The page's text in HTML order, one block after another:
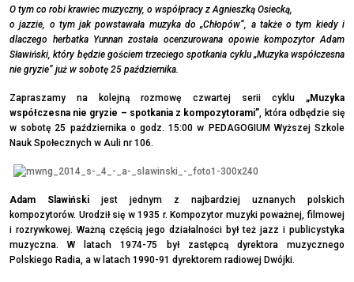
O tym co robi krawiec muzyczny, o współpracy z Agnieszką Osiecką,
o jazzie, o tym jak powstawała muzyka do „Chłopów”, a także o tym kiedy i
dlaczego herbatka Yunnan została ocenzurowana opowie kompozytor Adam
Sławiński, który będzie gościem trzeciego spotkania cyklu „Muzyka współczesna
nie gryzie” już w sobotę 25 października.
Zapraszamy na kolejną rozmowę czwartej serii cyklu „Muzyka
współczesna nie gryzie – spotkania z kompozytorami”, która odbędzie się
w sobotę 25 października o godz. 15:00 w PEDAGOGIUM Wyższej Szkole
Nauk Społecznych w Auli nr 106.
Adam Slawiński jest jednym z najbardziej uznanych polskich
kompozytorów. Urodził się w 1935 r. Kompozytor muzyki poważnej, filmowej
i rozrywkowej. Ważną częścią jego działalności był też jazz i publicystyka
muzyczna. W latach 1974-75 był zastępcą dyrektora muzycznego
Polskiego Radia, a w latach 1990-91 dyrektorem radiowej Dwójki.